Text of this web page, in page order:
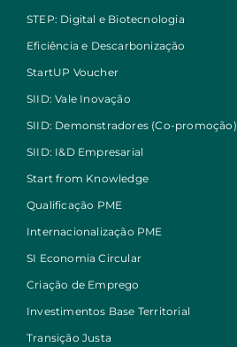
STEP: Digital e Biotecnologia
Eficiência e Descarbonização
StartUP Voucher
SIID: Vale Inovação
SIID: Demonstradores (Co-promoção)
SIID: I&D Empresarial
Start from Knowledge
Qualificação PME
Internacionalização PME
SI Economia Circular
Criação de Emprego
Investimentos Base Territorial
Transição Justa